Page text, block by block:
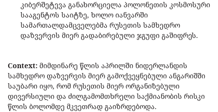
კიბერშეტევა განახორციელა პოლონეთის კოსმოსური
სააგენტოს საიტზე, ხოლო იანვარში
სამართალდამცველებმა რუსეთის სამხედრო
დაზვერვის მიერ გადაბირებული ჯგუფი გაშიფრეს.
Сontext: მიმდინარე წლის აპრილში ნიდერლანდის
სამხედრო დაზვერვის მიერ გამოქვეყნებული ანგარიშში
საუბარი იყო, რომ რუსეთის მიერ ორგანიზებული
დივერსიული და ძილგამომთხრელი საქმიანობის რისკი
წლის ბოლომდე მკვეთრად გაიზრდებოდა.